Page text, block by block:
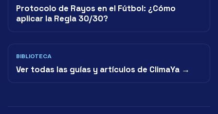
Protocolo de Rayos en el Fútbol: ¿Cómo
aplicar la Regla 30/30?
BIBLIOTECA
Ver todas las guías y artículos de ClimaYa →